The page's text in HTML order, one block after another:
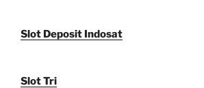
Slot Deposit Indosat
Slot Tri